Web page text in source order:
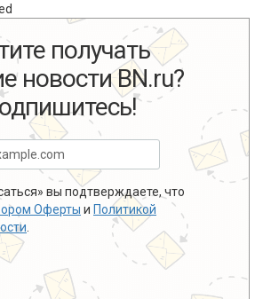
получать
новости BN.ru?
вы подтверждаете, что
Оферты и Политикой